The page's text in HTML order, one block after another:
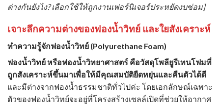
ต่างกันยังไง? เลือกใช้ให้ถูกงานเฟอร์นิเจอร์ประหยัดงบซ่อม]
เจาะลึกความต่างของฟองน้ำวิทย์ และใยสังเคราะห์
ทำความรู้จักฟองน้ำวิทย์ (Polyurethane Foam)
ฟองน้ำวิทย์ หรือฟองน้ำวิทยาศาสตร์ คือวัสดุโพลียูรีเทนโฟมที่
ถูกสังเคราะห์ขึ้นมาเพื่อให้มีคุณสมบัติยืดหยุ่นและคืนตัวได้ดี
และมีต่างจากฟองน้ำธรรมชาติทั่วไปค่ะ โดยเอกลักษณ์เฉพาะ
ตัวของฟองน้ำวิทย์จะอยู่ที่โครงสร้างเซลล์เปิดที่ช่วยให้อากาศ